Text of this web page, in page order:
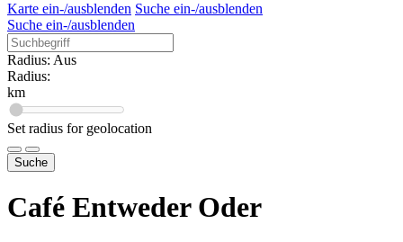
Karte ein-/ausblenden Suche ein-/ausblenden
Suche ein-/ausblenden
Radius: Aus
Radius:
km
Set radius for geolocation
Suche
Café Entweder Oder